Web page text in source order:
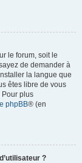
le forum, soit le
de demander à
la langue que
êtes libre de vous
Pour plus
phpBB® (en
?